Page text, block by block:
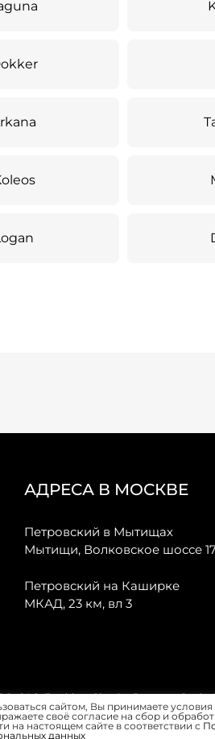
АДРЕСА В МОСКВЕ
Петровский в Мытищах
Мытищи, Волковское шоссе
Петровский на Каширке
МКАД, 23 км, вл 3
GAC, Forthing, Citroёn, Peugeot, Opel
сайтом, Вы принимаете условия
своё согласие на сбор и
на настоящем сайте в соответствии с
данных